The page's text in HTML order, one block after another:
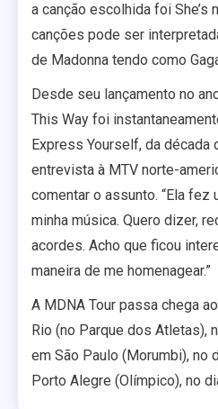
a canção escolhida foi She’s
canções pode ser
de Madonna tendo como
Desde seu lançamento no
This Way foi
Express Yourself, da década
entrevista à MTV norte-
comentar o assunto. “Ela fez
minha música. Quero dizer,
acordes. Acho que ficou
maneira de me homenagear.”
A MDNA Tour passa chega
Rio (no Parque dos Atletas),
em São Paulo (Morumbi), no
Porto Alegre (Olímpico), no